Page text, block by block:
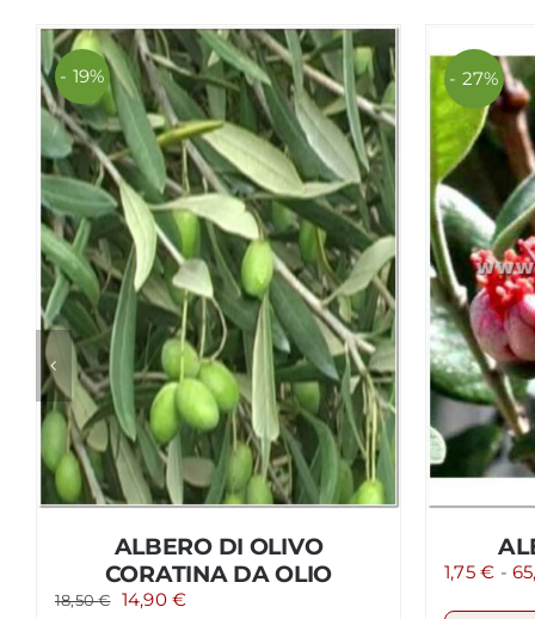
- 19%
ALBERO DI OLIVO
CORATINA DA OLIO
18,50€ Il
14,90€Il
- 27%
1,75€ -